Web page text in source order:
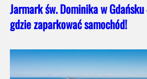
Jarmark św. Dominika w
gdzie zaparkować samochód!